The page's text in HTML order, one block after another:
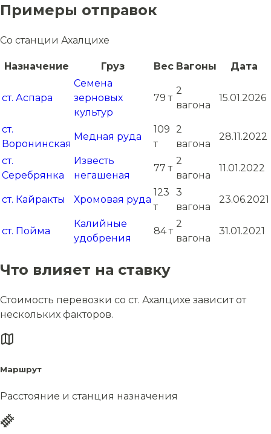
Примеры отправок
Со станции Ахалцихе
Назначение Груз Вес Вагоны Дата
ст. Аспара
Семена
зерновых
культур
79 т
2
вагона
15.01.2026
ст.
Воронинская
Медная руда
109
т
2
вагона
28.11.2022
ст.
Серебрянка
Известь
негашеная
77 т
2
вагона
11.01.2022
ст. Кайракты Хромовая руда
123
т
3
вагона
23.06.2021
ст. Пойма
Калийные
удобрения
84 т
2
вагона
31.01.2021
Что влияет на ставку
Стоимость перевозки со ст. Ахалцихе зависит от
нескольких факторов.
Маршрут
Расстояние и станция назначения